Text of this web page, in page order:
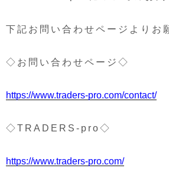
下記お問い合わせページよりお
◇お問い合わせページ◇
https://www.traders-pro.com/contact/
◇TRADERS-pro◇
https://www.traders-pro.com/